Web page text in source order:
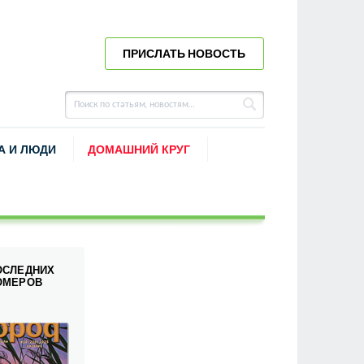
ПРИСЛАТЬ НОВОСТЬ
И ЛЮДИ ДОМАШНИЙ КРУГ